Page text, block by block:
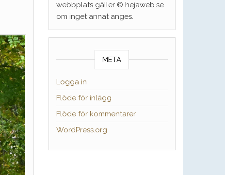
webbplats gäller © hejaweb.se
om inget annat anges.
META
Logga in
Flöde för inlägg
Flöde för kommentarer
WordPress.org